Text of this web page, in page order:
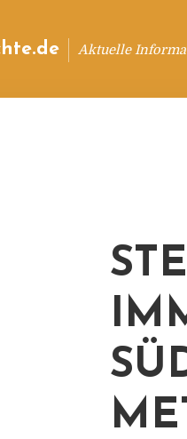
Aktuelle